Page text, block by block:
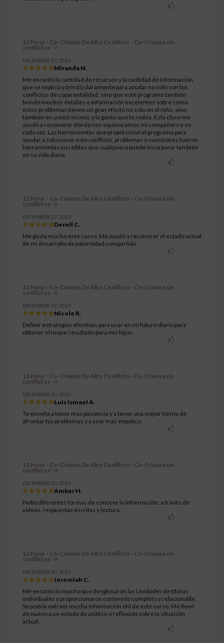
12 Hour - Co-Crianza De Alto Conflicto - Co-Crianza sin
conflictos
DECEMBER 27, 2023
Miranda N.
Me encantó la cantidad de recursos y la cantidad de información
que se explicó y brindó claramente para ayudar no solo con los
conflictos de coparentalidad, sino que este programa también
brindó muchos detalles e información excelentes sobre cómo
estos problemas tienen un gran efecto no solo en el niño, sino
también en usted mismo. y la gente que te rodea. Esta clase me
ayudó a reconocer dónde nos equivocamos mi compañero y yo
cada vez. Las herramientas que proporcionó el programa para
ayudar a solucionar este conflicto, problemas o cuestiones fueron
herramientas increíbles que cualquiera puede incorporar también
en su vida diaria.
12 Hour - Co-Crianza De Alto Conflicto - Co-Crianza sin
conflictos
DECEMBER 27, 2023
Derell C.
Me gusta mucho este curso. Me ayudó a reconocer el estado actual
de mi desarrollo de paternidad compartida.
12 Hour - Co-Crianza De Alto Conflicto - Co-Crianza sin
conflictos
DECEMBER 23, 2023
Nicole R.
Definir estrategias efectivas para usar en mi futuro diario para
obtener el mejor resultado para mis hijos.
12 Hour - Co-Crianza De Alto Conflicto - Co-Crianza sin
conflictos
DECEMBER 20, 2023
Luis ismael A.
Te enseña a tener mas pasiencia y a tener una mejor forma de
afrontar tus problemas y a aser mas enpatico
12 Hour - Co-Crianza De Alto Conflicto - Co-Crianza sin
conflictos
DECEMBER 20, 2023
Amber H.
Hubo diferentes formas de conocer la información: a través de
videos, respuestas escritas y lectura.
12 Hour - Co-Crianza De Alto Conflicto - Co-Crianza sin
conflictos
DECEMBER 20, 2023
Jeremiah C.
Me encantó lo mucho que desglosaron las Unidades de títulos
individuales y proporcionaron contenido completo y relacionable.
Se podría extraer mucha información útil de este curso. Me llevó
de nuevo a un estado de análisis y reflexión sobre la situación
actual.